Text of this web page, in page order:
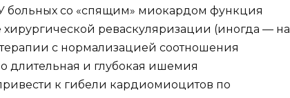
больных со «спящим» миокардом функция
хирургической реваскуляризации (иногда — на
с нормализацией соотношения
длительная и глубокая ишемия
к гибели кардиомиоцитов по